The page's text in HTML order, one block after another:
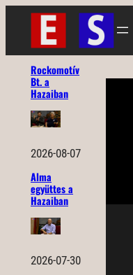
Ugrás
tartalomhoz
Rockomotív
Bt. a
Hazaiban
2026-08-07
Alma
együttes a
Hazaiban
2026-07-30